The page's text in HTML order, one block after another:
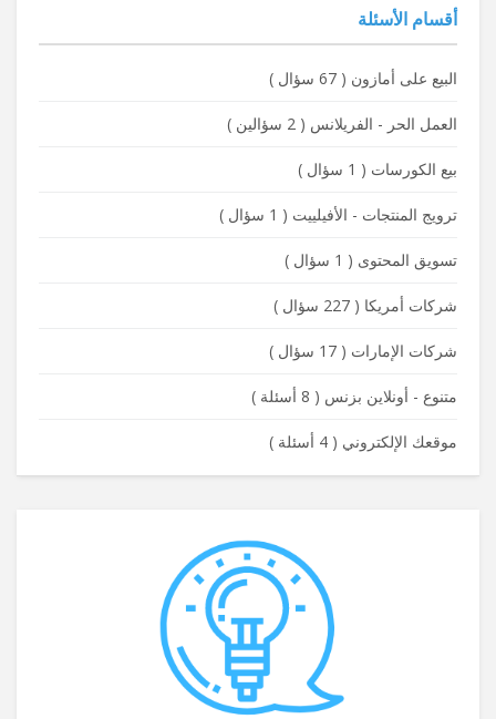
أقسام الأسئلة
البيع على أمازون ( 67 سؤال )
العمل الحر - الفريلانس ( 2 سؤالين )
بيع الكورسات ( 1 سؤال )
ترويج المنتجات - الأفيلييت ( 1 سؤال )
تسويق المحتوى ( 1 سؤال )
شركات أمريكا ( 227 سؤال )
شركات الإمارات ( 17 سؤال )
متنوع - أونلاين بزنس ( 8 أسئلة )
موقعك الإلكتروني ( 4 أسئلة )